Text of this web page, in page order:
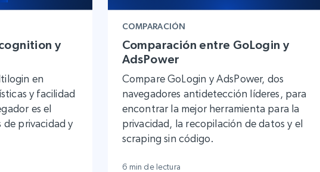
y
en
y facilidad
es el
de privacidad y
COMPARACIÓN
Comparación entre GoLogin y
AdsPower
Compare GoLogin y AdsPower, dos
navegadores antidetección líderes, para
encontrar la mejor herramienta para la
privacidad, la recopilación de datos y el
scraping sin código.
6 min de lectura